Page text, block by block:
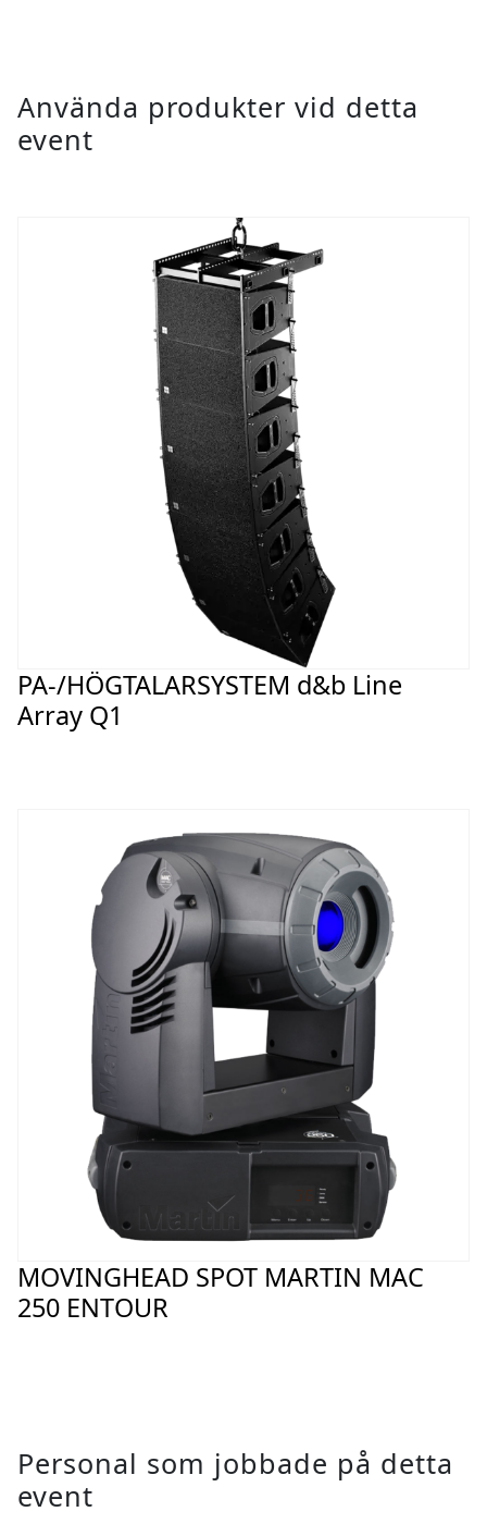
Använda produkter vid detta
event
PA-/HÖGTALARSYSTEM d&b Line
Array Q1
MOVINGHEAD SPOT MARTIN MAC
250 ENTOUR
Personal som jobbade på detta
event